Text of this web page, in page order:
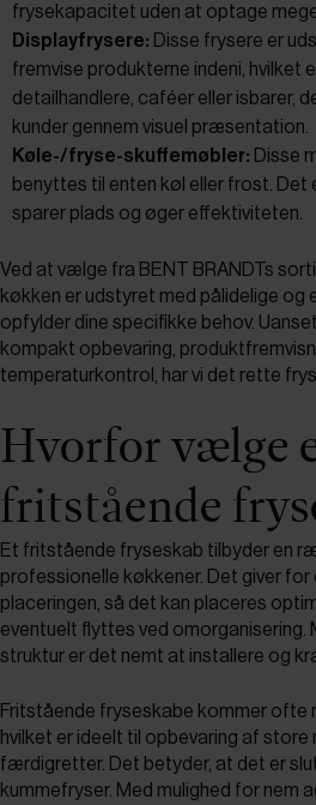
frysekapacitet uden at optage
Displayfrysere: Disse frysere er
fremvise produkterne indeni, hvilket
detailhandlere, caféer eller isbarer,
kunder gennem visuel præsentation.
Køle-/fryse-skuffemøbler: Disse
benyttes til enten køl eller frost. Det
sparer plads og øger effektiviteten.
Ved at vælge fra BENT BRANDTs
køkken er udstyret med pålidelige og
opfylder dine specifikke behov.
kompakt opbevaring,
temperaturkontrol, har vi det rette
Hvorfor vælge
fritstående
Et fritstående fryseskab tilbyder en
professionelle køkkener. Det giver
placeringen, så det kan placeres
eventuelt flyttes ved omorganisering.
struktur er det nemt at installere og
Fritstående fryseskabe kommer ofte
hvilket er ideelt til opbevaring af
færdigretter. Det betyder, at det er
kummefryser. Med mulighed for nem